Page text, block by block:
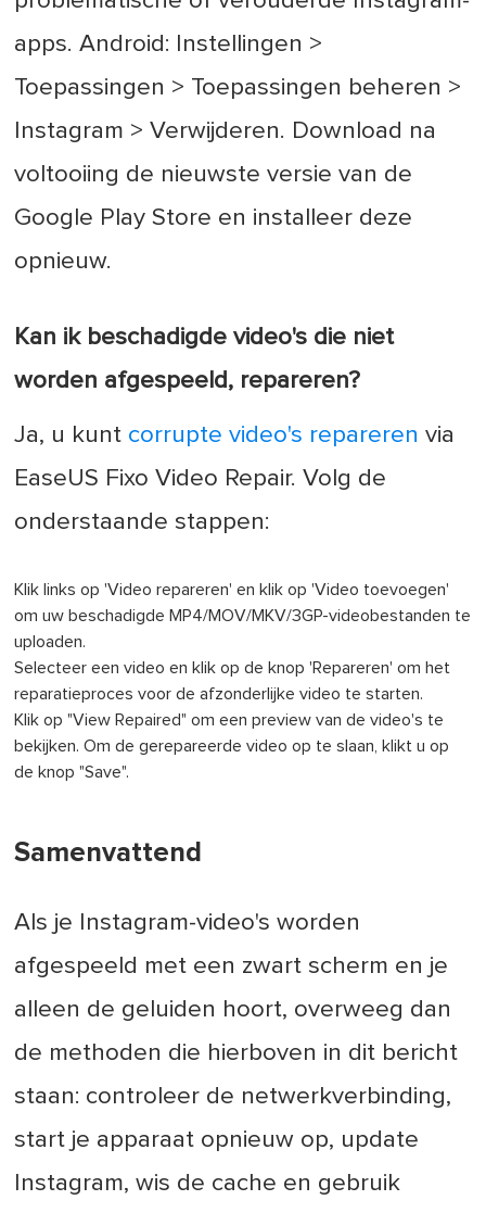
apps. Android: Instellingen >
Toepassingen > Toepassingen beheren >
Instagram > Verwijderen. Download na
voltooiing de nieuwste versie van de
Google Play Store en installeer deze
opnieuw.
Kan ik beschadigde video's die niet
worden afgespeeld, repareren?
Ja, u kunt corrupte video's repareren via
EaseUS Fixo Video Repair. Volg de
onderstaande stappen:
Klik links op 'Video repareren' en klik op 'Video toevoegen'
om uw beschadigde MP4/MOV/MKV/3GP-videobestanden te
uploaden.
Selecteer een video en klik op de knop 'Repareren' om het
reparatieproces voor de afzonderlijke video te starten.
Klik op "View Repaired" om een preview van de video's te
bekijken. Om de gerepareerde video op te slaan, klikt u op
de knop "Save".
Samenvattend
Als je Instagram-video's worden
afgespeeld met een zwart scherm en je
alleen de geluiden hoort, overweeg dan
de methoden die hierboven in dit bericht
staan: controleer de netwerkverbinding,
start je apparaat opnieuw op, update
Instagram, wis de cache en gebruik